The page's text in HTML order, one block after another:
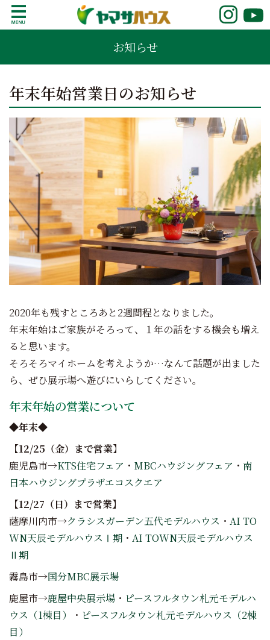
t
鹿児島で注文住宅ならヤマサハウス
新築の注文住宅や建売モデルハウスをお探し
の方はこちら。鹿児島県内で11年連続ナンバ
わりをご覧ください。
お知らせ
年末年始営業日のお知らせ
2020年も残すところあと2週間程となりました。
年末年始はご家族がそろって、１年の話をする機会も増え
ると思います。
そろそろマイホームを考えようか…なんて話題が出ました
ら、ぜひ展示場へ遊びにいらしてください。
年末年始の営業について
◆年末◆
【12/25（金）まで営業】
鹿児島市→KTS住宅フェア ・ MBCハウジングフェア ・ 南
日本ハウジングプラザエコスクエア
【12/27（日）まで営業】
薩摩川内市→クラシスガーデン五代モデルハウス ・ AI TO
WN天辰モデルハウスⅠ期 ・ AI TOWN天辰モデルハウス
Ⅱ期
霧島市→国分MBC展示場
鹿屋市→鹿屋中央展示場 ・ ピースフルタウン札元モデルハ
ウス（1棟目）
・ ピースフルタウン札元モデルハウス（2棟
目）